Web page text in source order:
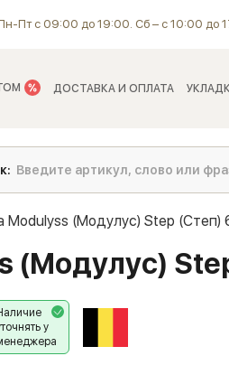
Пт с 09:00 до 19:00. Сб – с 10:00 до
ДОСТАВКА И ОПЛАТА
Modulyss (Модулус) Step (Степ)
(Модулус)
у